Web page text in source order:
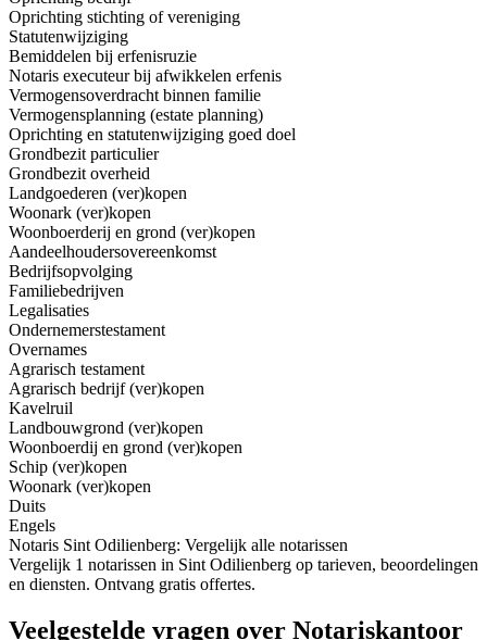
Oprichting stichting of vereniging
Statutenwijziging
Bemiddelen bij erfenisruzie
Notaris executeur bij afwikkelen erfenis
Vermogensoverdracht binnen familie
Vermogensplanning (estate planning)
Oprichting en statutenwijziging goed doel
Grondbezit particulier
Grondbezit overheid
Landgoederen (ver)kopen
Woonark (ver)kopen
Woonboerderij en grond (ver)kopen
Aandeelhoudersovereenkomst
Bedrijfsopvolging
Familiebedrijven
Legalisaties
Ondernemerstestament
Overnames
Agrarisch testament
Agrarisch bedrijf (ver)kopen
Kavelruil
Landbouwgrond (ver)kopen
Woonboerdij en grond (ver)kopen
Schip (ver)kopen
Woonark (ver)kopen
Duits
Engels
Notaris Sint Odilienberg: Vergelijk alle notarissen
Vergelijk 1 notarissen in Sint Odilienberg op tarieven, beoordelingen
en diensten. Ontvang gratis offertes.
Veelgestelde vragen over Notariskantoor